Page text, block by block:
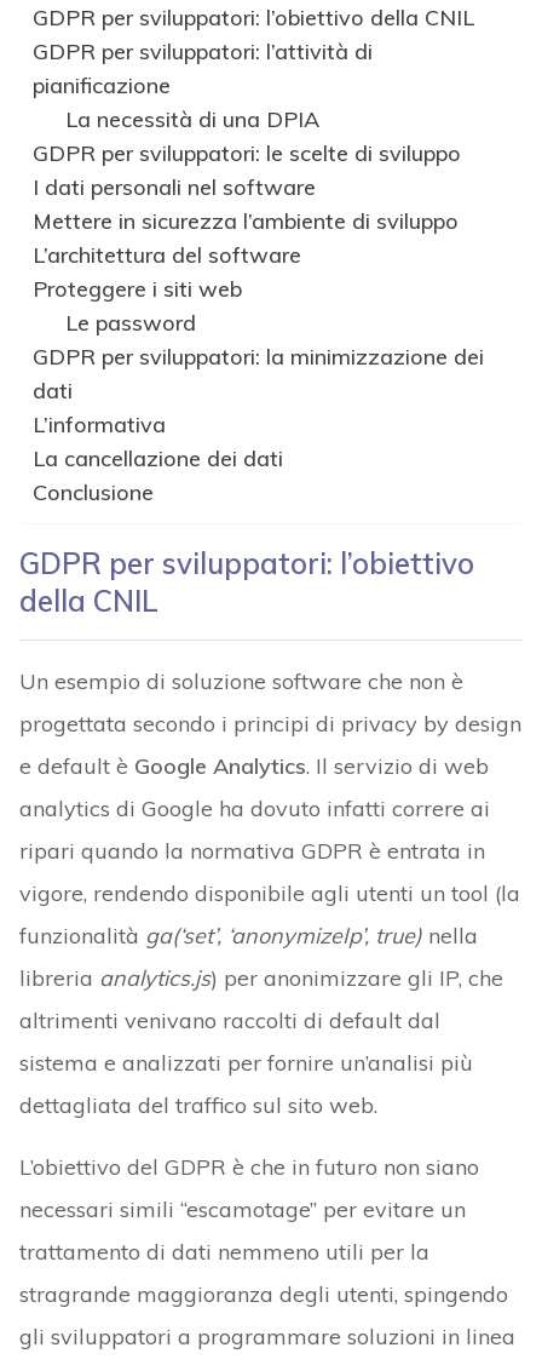
GDPR per sviluppatori: l’obiettivo della CNIL
GDPR per sviluppatori: l’attività di
pianificazione
La necessità di una DPIA
GDPR per sviluppatori: le scelte di sviluppo
I dati personali nel software
Mettere in sicurezza l’ambiente di sviluppo
L’architettura del software
Proteggere i siti web
Le password
GDPR per sviluppatori: la minimizzazione dei
dati
L’informativa
La cancellazione dei dati
Conclusione
GDPR per sviluppatori: l’obiettivo
della CNIL
Un esempio di soluzione software che non è
progettata secondo i principi di privacy by design
e default è Google Analytics. Il servizio di web
analytics di Google ha dovuto infatti correre ai
ripari quando la normativa GDPR è entrata in
vigore, rendendo disponibile agli utenti un tool (la
funzionalità ga(‘set’, ‘anonymizeIp’, true)nella
libreria analytics.js) per anonimizzare gli IP, che
altrimenti venivano raccolti di default dal
sistema e analizzati per fornire un’analisi più
dettagliata del traffico sul sito web.
L’obiettivo del GDPR è che in futuro non siano
necessari simili “escamotage” per evitare un
trattamento di dati nemmeno utili per la
stragrande maggioranza degli utenti, spingendo
gli sviluppatori a programmare soluzioni in linea